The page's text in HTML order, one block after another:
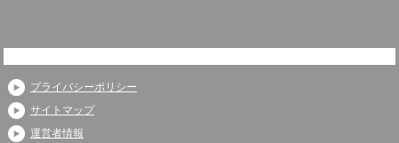
プライバシーポリシー
サイトマップ
運営者情報